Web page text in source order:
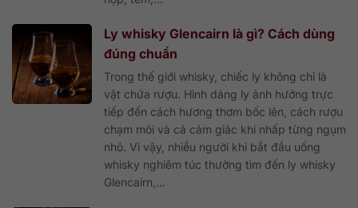
Ly whisky Glencairn là gì? Cách dùng
đúng chuẩn
Trong thế giới whisky, chiếc ly không chỉ là
vật chứa rượu. Hình dáng ly ảnh hưởng trực
tiếp đến cách hương thơm bốc lên, cách rượu
chạm môi và cả cảm giác khi nhấp từng ngụm
nhỏ. Vì vậy, nhiều người khi bắt đầu uống
whisky nghiêm túc thường tìm đến ly whisky
Glencairn,...